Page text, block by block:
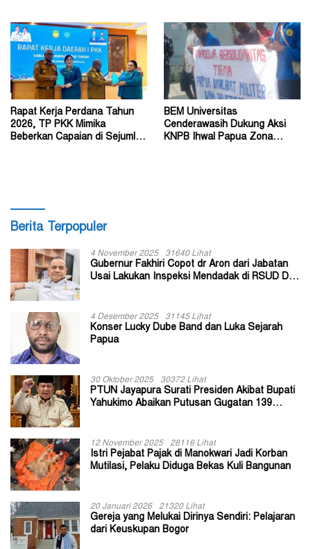
Rapat Kerja Perdana Tahun
2026, TP PKK Mimika
Beberkan Capaian di Sejumlah
BEM Universitas
Cenderawasih Dukung Aksi
KNPB Ihwal Papua Zona
Berita Terpopuler
4 November 2025 31640 Lihat
Gubernur Fakhiri Copot dr Aron dari Jabatan
Usai Lakukan Inspeksi Mendadak di RSUD Dok
4 Desember 2025 31145 Lihat
Konser Lucky Dube Band dan Luka Sejarah
Papua
30 Oktober 2025 30372 Lihat
PTUN Jayapura Surati Presiden Akibat Bupati
Yahukimo Abaikan Putusan Gugatan 139
12 November 2025 28116 Lihat
Istri Pejabat Pajak di Manokwari Jadi Korban
Mutilasi, Pelaku Diduga Bekas Kuli Bangunan
20 Januari 2026 21320 Lihat
Gereja yang Melukai Dirinya Sendiri: Pelajaran
dari Keuskupan Bogor